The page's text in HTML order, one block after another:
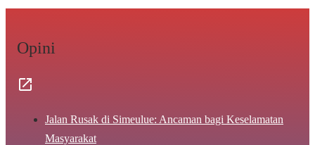
Opini
Jalan Rusak di Simeulue: Ancaman bagi Keselamatan
Masyarakat